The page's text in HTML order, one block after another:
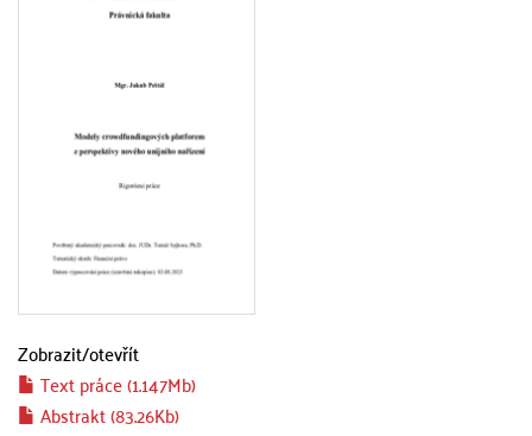
Zobrazit/otevřít
Text práce (1.147Mb)
Abstrakt (83.26Kb)